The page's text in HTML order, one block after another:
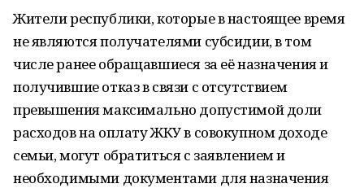
Жители республики, которые в настоящее время
не являются получателями субсидии, в том
числе ранее обращавшиеся за её назначения и
получившие отказ в связи с отсутствием
превышения максимально допустимой доли
расходов на оплату ЖКУ в совокупном доходе
семьи, могут обратиться с заявлением и
необходимыми документами для назначения